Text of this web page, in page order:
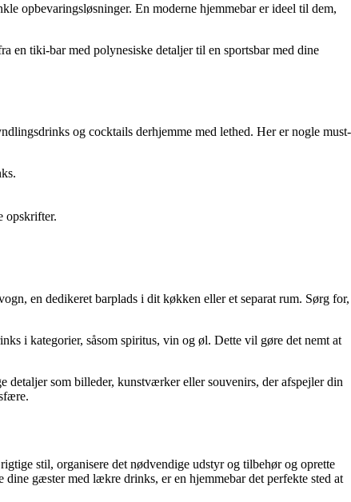
opbevaringsløsninger. En moderne hjemmebar er ideel til dem,
en tiki-bar med polynesiske detaljer til en sportsbar med dine
og cocktails derhjemme med lethed. Her er nogle must-
opskrifter.
en dedikeret barplads i dit køkken eller et separat rum. Sørg for,
i kategorier, såsom spiritus, vin og øl. Dette vil gøre det nemt at
detaljer som billeder, kunstværker eller souvenirs, der afspejler din
stil, organisere det nødvendige udstyr og tilbehør og oprette
gæster med lækre drinks, er en hjemmebar det perfekte sted at